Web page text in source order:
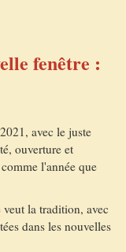
fenêtre :
avec le juste
ouverture et
l'année que
la tradition, avec
dans les nouvelles